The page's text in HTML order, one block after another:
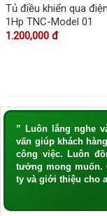
Tủ điều khiển qua
1Hp TNC-Model 01
1.200,000 đ
” Luôn lắng nghe
vấn giúp khách
công việc. Luôn
tưởng mong muốn.
ty và giới thiệu cho